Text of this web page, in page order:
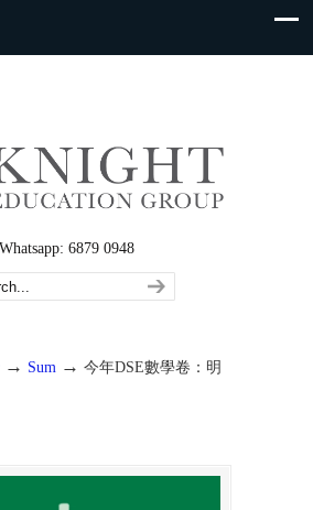
Whatsapp: 6879 0948
→ Sum → 今年DSE數學卷：明